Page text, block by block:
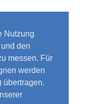
Nutzung
den
messen. Für
werden
übertragen.